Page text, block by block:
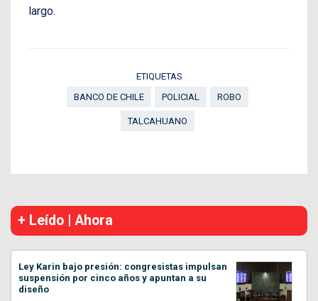
largo.
ETIQUETAS
BANCO DE CHILE
POLICIAL ROBO
TALCAHUANO
+ Leído | Ahora
Ley Karin bajo presión: congresistas impulsan
suspensión por cinco años y apuntan a su
diseño